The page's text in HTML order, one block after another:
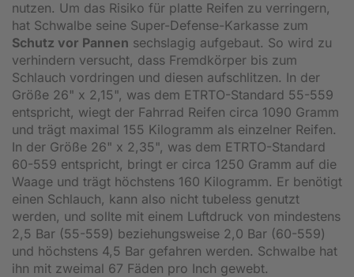
nutzen. Um das Risiko für platte Reifen zu verringern,
hat Schwalbe seine Super-Defense-Karkasse zum
Schutz vor Pannen sechslagig aufgebaut. So wird zu
verhindern versucht, dass Fremdkörper bis zum
Schlauch vordringen und diesen aufschlitzen. In der
Größe 26" x 2,15", was dem ETRTO-Standard 55-559
entspricht, wiegt der Fahrrad Reifen circa 1090 Gramm
und trägt maximal 155 Kilogramm als einzelner Reifen.
In der Größe 26" x 2,35", was dem ETRTO-Standard
60-559 entspricht, bringt er circa 1250 Gramm auf die
Waage und trägt höchstens 160 Kilogramm. Er benötigt
einen Schlauch, kann also nicht tubeless genutzt
werden, und sollte mit einem Luftdruck von mindestens
2,5 Bar (55-559) beziehungsweise 2,0 Bar (60-559)
und höchstens 4,5 Bar gefahren werden. Schwalbe hat
ihn mit zweimal 67 Fäden pro Inch gewebt.